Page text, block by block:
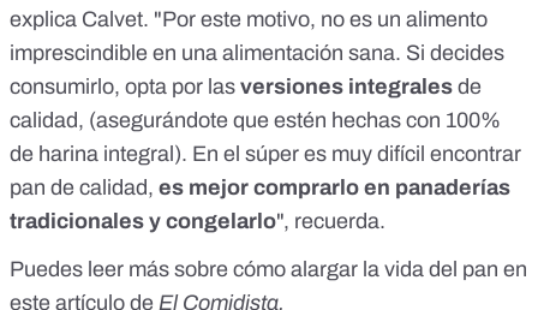
explica Calvet. "Por este motivo, no es un alimento
imprescindible en una alimentación sana. Si decides
consumirlo, opta por las versiones integrales de
calidad, (asegurándote que estén hechas con 100%
de harina integral). En el súper es muy difícil encontrar
pan de calidad, es mejor comprarlo en panaderías
tradicionales y congelarlo", recuerda.
Puedes leer más sobre cómo alargar la vida del pan en
este artículo de El Comidista.